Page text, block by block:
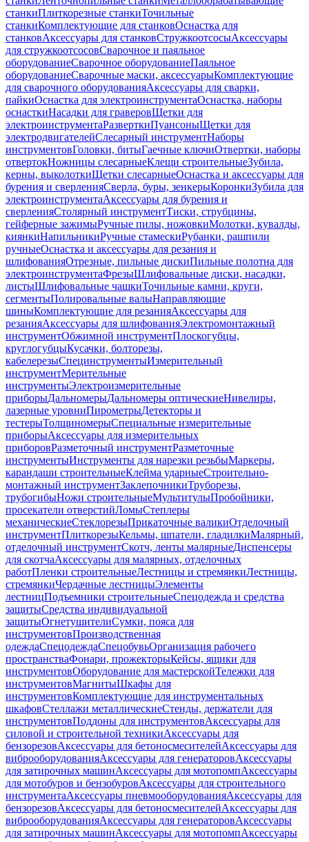
станкиПлиткорезные станкиТочильные
станкиКомплектующие для станковОснастка для
станковАксессуары для станковСтружкоотсосыАксессуары
для стружкоотсосовСварочное и паяльное
оборудованиеСварочное оборудованиеПаяльное
оборудованиеСварочные маски, аксессуарыКомплектующие
для сварочного оборудованияАксессуары для сварки,
пайкиОснастка для электроинструментаОснастка, наборы
оснасткиНасадки для граверовЩетки для
электроинструментаРазверткиПуансоныЩетки для
электродвигателейСлесарный инструментНаборы
инструментовГоловки, битыГаечные ключиОтвертки, наборы
отвертокНожницы слесарныеКлещи строительныеЗубила,
керны, выколоткиЩетки слесарныеОснастка и аксессуары для
бурения и сверленияСверла, буры, зенкерыКоронкиЗубила для
электроинструментаАксессуары для бурения и
сверленияСтолярный инструментТиски, струбцины,
гейферные зажимыРучные пилы, ножовкиМолотки, кувалды,
киянкиНапильникиРучные стамескиРубанки, рашпили
ручныеОснастка и аксессуары для резания и
шлифованияОтрезные, пильные дискиПильные полотна для
электроинструментаФрезыШлифовальные диски, насадки,
листыШлифовальные чашкиТочильные камни, круги,
сегментыПолировальные валыНаправляющие
шиныКомплектующие для резанияАксессуары для
резанияАксессуары для шлифованияЭлектромонтажный
инструментОбжимной инструментПлоскогубцы,
круглогубцыКусачки, болторезы,
кабелерезыСпецинструментыИзмерительный
инструментМерительные
инструментыЭлектроизмерительные
приборыДальномерыДальномеры оптическиеНивелиры,
лазерные уровниПирометрыДетекторы и
тестерыТолщиномерыСпециальные измерительные
приборыАксессуары для измерительных
приборовРазметочный инструментРазметочные
инструментыИнструменты для нарезки резьбыМаркеры,
карандаши строительныеКлейма ударныеСтроительно-
монтажный инструментЗаклепочникиТруборезы,
трубогибыНожи строительныеМультитулыПробойники,
просекатели отверстийЛомыСтеплеры
механическиеСтеклорезыПрикаточные валикиОтделочный
инструментПлиткорезыКельмы, шпатели, гладилкиМалярный,
отделочный инструментСкотч, ленты малярныеДиспенсеры
для скотчаАксессуары для малярных, отделочных
работПленки строительныеЛестницы и стремянкиЛестницы,
стремянкиЧердачные лестницыЭлементы
лестницПодъемники строительныеСпецодежда и средства
защитыСредства индивидуальной
защитыОгнетушителиСумки, пояса для
инструментовПроизводственная
одеждаСпецодеждаСпецобувьОрганизация рабочего
пространстваФонари, прожекторыКейсы, ящики для
инструментовОборудование для мастерскойТележки для
инструментовМагнитыШкафы для
инструментовКомплектующие для инструментальных
шкафовСтеллажи металлическиеСтенды, держатели для
инструментовПоддоны для инструментовАксессуары для
силовой и строительной техникиАксессуары для
бензорезовАксессуары для бетоносмесителейАксессуары для
виброоборудованияАксессуары для генераторовАксессуары
для затирочных машинАксессуары для мотопомпАксессуары
для мотобуров и бензобуровАксессуары для строительного
инструментаАксессуары пневмооборудованияАксессуары для
бензорезовАксессуары для бетоносмесителейАксессуары для
виброоборудованияАксессуары для генераторовАксессуары
для затирочных машинАксессуары для мотопомпАксессуары